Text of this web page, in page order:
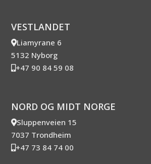
VESTLANDET
Liamyrane 6
5132 Nyborg
+47 90 84 59 08
NORD OG MIDT NORGE
Sluppenveien 15
7037 Trondheim
+47 73 84 74 00